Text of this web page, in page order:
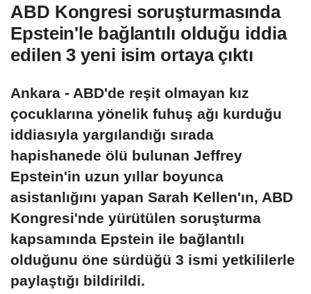
ABD Kongresi soruşturmasında
Epstein'le bağlantılı olduğu iddia
edilen 3 yeni isim ortaya çıktı
Ankara - ABD'de reşit olmayan kız
çocuklarına yönelik fuhuş ağı kurduğu
iddiasıyla yargılandığı sırada
hapishanede ölü bulunan Jeffrey
Epstein'in uzun yıllar boyunca
asistanlığını yapan Sarah Kellen'ın, ABD
Kongresi'nde yürütülen soruşturma
kapsamında Epstein ile bağlantılı
olduğunu öne sürdüğü 3 ismi yetkililerle
paylaştığı bildirildi.